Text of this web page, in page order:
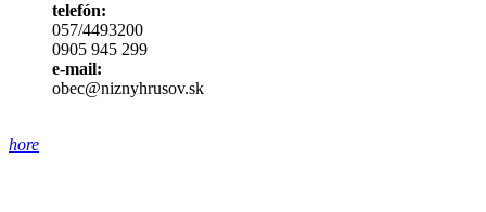
telefón:
057/4493200
0905 945 299
e-mail:
obec@niznyhrusov.sk
hore